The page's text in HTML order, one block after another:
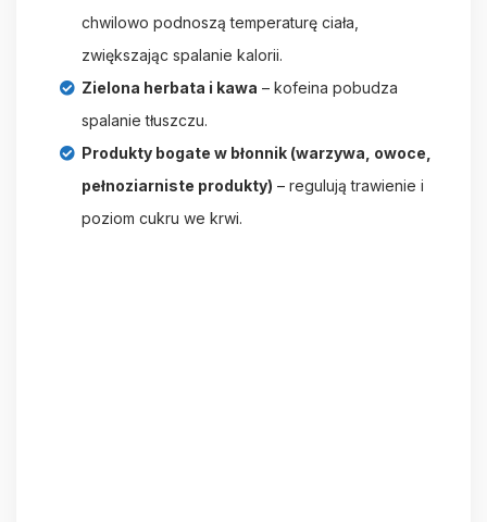
chwilowo podnoszą temperaturę ciała,
zwiększając spalanie kalorii.
Zielona herbata i kawa – kofeina pobudza
spalanie tłuszczu.
Produkty bogate w błonnik (warzywa, owoce,
pełnoziarniste produkty) – regulują trawienie i
poziom cukru we krwi.